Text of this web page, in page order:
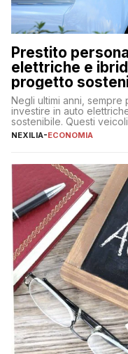
Prestito
elettriche e
progetto
Negli ultimi anni,
investire in auto
sostenibile. Questi
offrono vantaggi
fare se non […]
NEXILIA-ECONOMIA